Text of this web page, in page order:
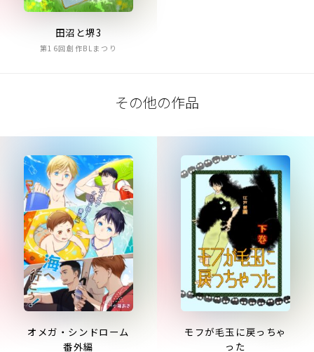
田沼と堺3
第16回創作BLまつり
その他の作品
オメガ・シンドローム
番外編
モフが毛玉に戻っちゃ
った